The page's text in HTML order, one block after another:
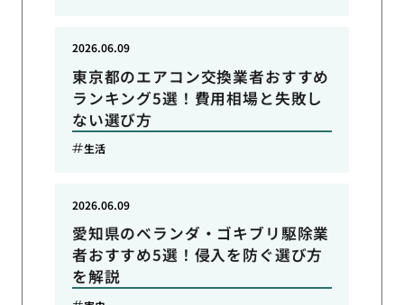
東京都のエアコン交換業者おすすめ
ランキング5選！費用相場と失敗し
ない選び方
2026.06.09
生活
愛知県のベランダ・ゴキブリ駆除業
者おすすめ5選！侵入を防ぐ選び方
を解説
2026.06.09